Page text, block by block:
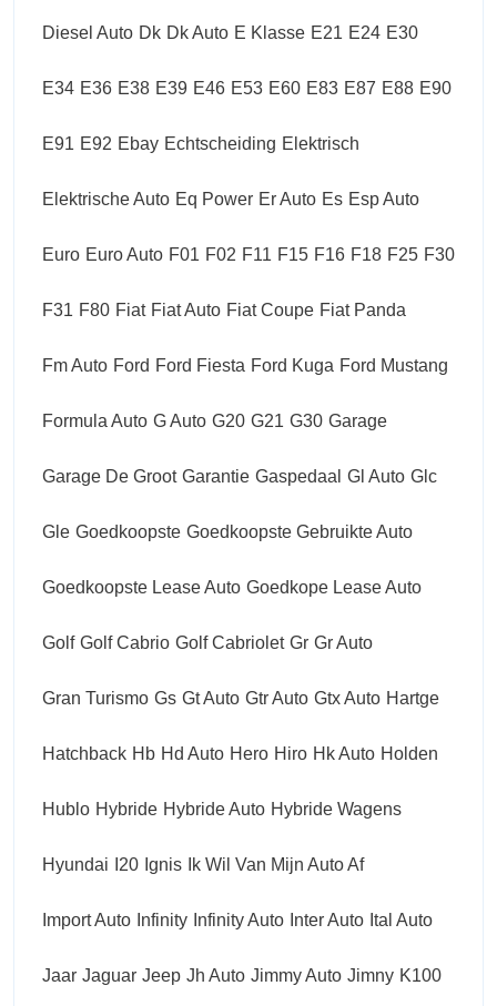
Diesel Auto Dk Dk Auto E Klasse E21 E24 E30
E34 E36 E38 E39 E46 E53 E60 E83 E87 E88 E90
E91 E92 Ebay Echtscheiding Elektrisch
Elektrische Auto Eq Power Er Auto Es Esp Auto
Euro Euro Auto F01 F02 F11 F15 F16 F18 F25 F30
F31 F80 Fiat Fiat Auto Fiat Coupe Fiat Panda
Fm Auto Ford Ford Fiesta Ford Kuga Ford Mustang
Formula Auto G Auto G20 G21 G30 Garage
Garage De Groot Garantie Gaspedaal Gl Auto Glc
Gle Goedkoopste Goedkoopste Gebruikte Auto
Goedkoopste Lease Auto Goedkope Lease Auto
Golf Golf Cabrio Golf Cabriolet Gr Gr Auto
Gran Turismo Gs Gt Auto Gtr Auto Gtx Auto Hartge
Hatchback Hb Hd Auto Hero Hiro Hk Auto Holden
Hublo Hybride Hybride Auto Hybride Wagens
Hyundai I20 Ignis Ik Wil Van Mijn Auto Af
Import Auto Infinity Infinity Auto Inter Auto Ital Auto
Jaar Jaguar Jeep Jh Auto Jimmy Auto Jimny K100